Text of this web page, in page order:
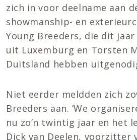
zich in voor deelname aan
showmanship- en
Young Breeders, die dit jaar
uit Luxemburg en Torsten
Duitsland hebben
Niet eerder meldden zich
Breeders aan. ‘We
nu zo’n twintig jaar en het
Dick van Deelen, voorzitter